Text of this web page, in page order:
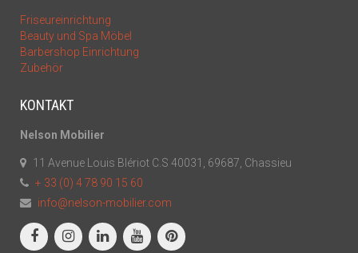
Friseureinrichtung
Beauty und Spa Möbel
Barbershop Einrichtung
Zubehör
KONTAKT
Nelson Mobilier
11 Avenue Louis Blériot C.S 40031, 69687, Chassieu
+ 33 (0) 4 78 90 15 60
info@nelson-mobilier.com